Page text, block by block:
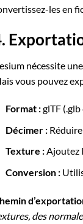
les en
nécessite
vous pouvez
Format :glTF (.glb
Décimer :Réduire
Texture :Ajoutez
Conversion :
des